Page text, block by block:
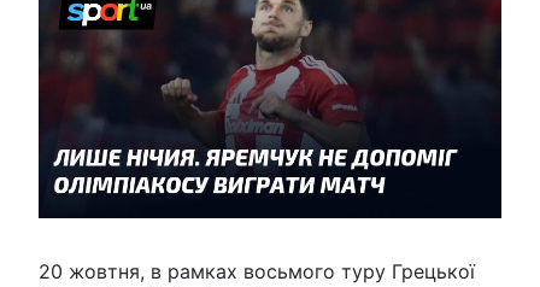
20 жовтня, в рамках восьмого туру Грецької